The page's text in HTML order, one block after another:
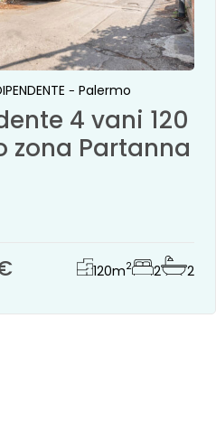
Palermo
4 vani 120
zona Partanna
120m2 2 2